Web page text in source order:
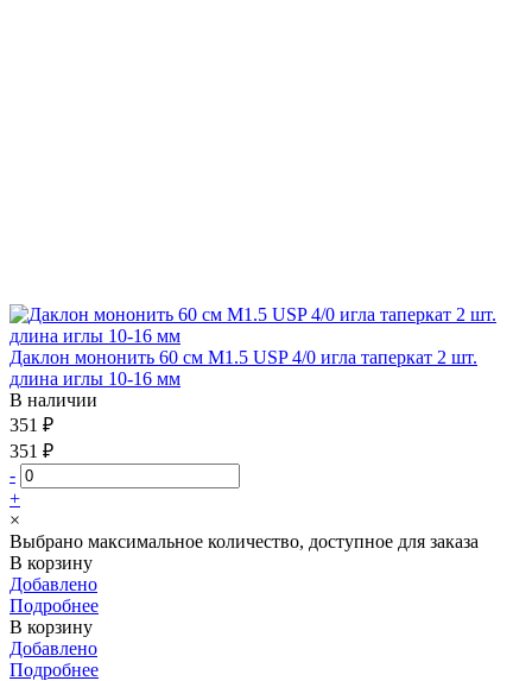
Даклон мононить 60 см М1.5 USP 4/0 игла таперкат 2 шт.
длина иглы 10-16 мм
В наличии
351 ₽
351 ₽
-
+
×
Выбрано максимальное количество, доступное для заказа
В корзину
Добавлено
Подробнее
В корзину
Добавлено
Подробнее